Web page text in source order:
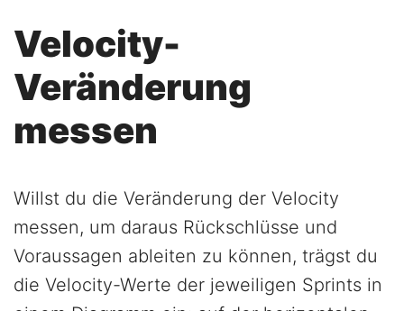
Velocity-
Veränderung
messen
Willst du die Veränderung der Velocity
messen, um daraus Rückschlüsse und
Voraussagen ableiten zu können, trägst du
die Velocity-Werte der jeweiligen Sprints in